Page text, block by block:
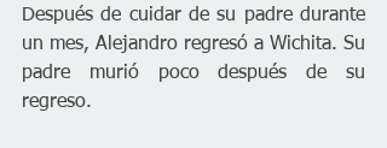
Después de cuidar de su padre durante
un mes, Alejandro regresó a Wichita. Su
padre murió poco después de su
regreso.